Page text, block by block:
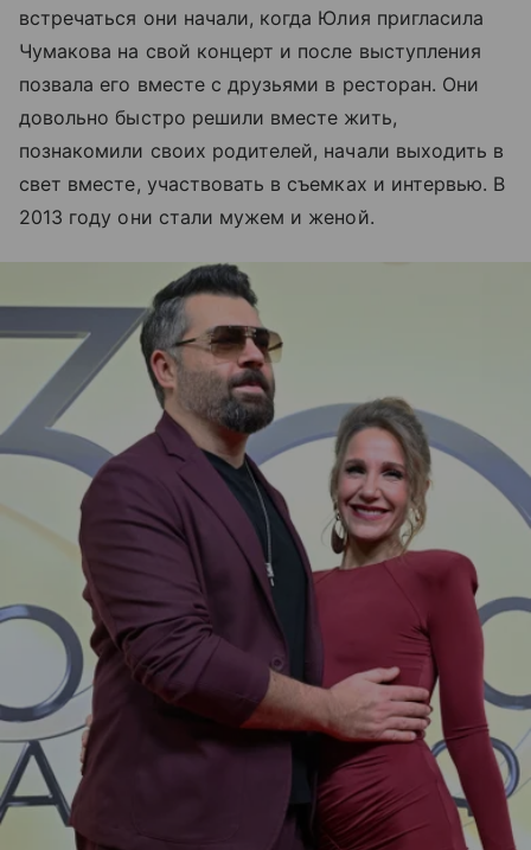
встречаться они начали, когда Юлия пригласила
Чумакова на свой концерт и после выступления
позвала его вместе с друзьями в ресторан. Они
довольно быстро решили вместе жить,
познакомили своих родителей, начали выходить в
свет вместе, участвовать в съемках и интервью. В
2013 году они стали мужем и женой.